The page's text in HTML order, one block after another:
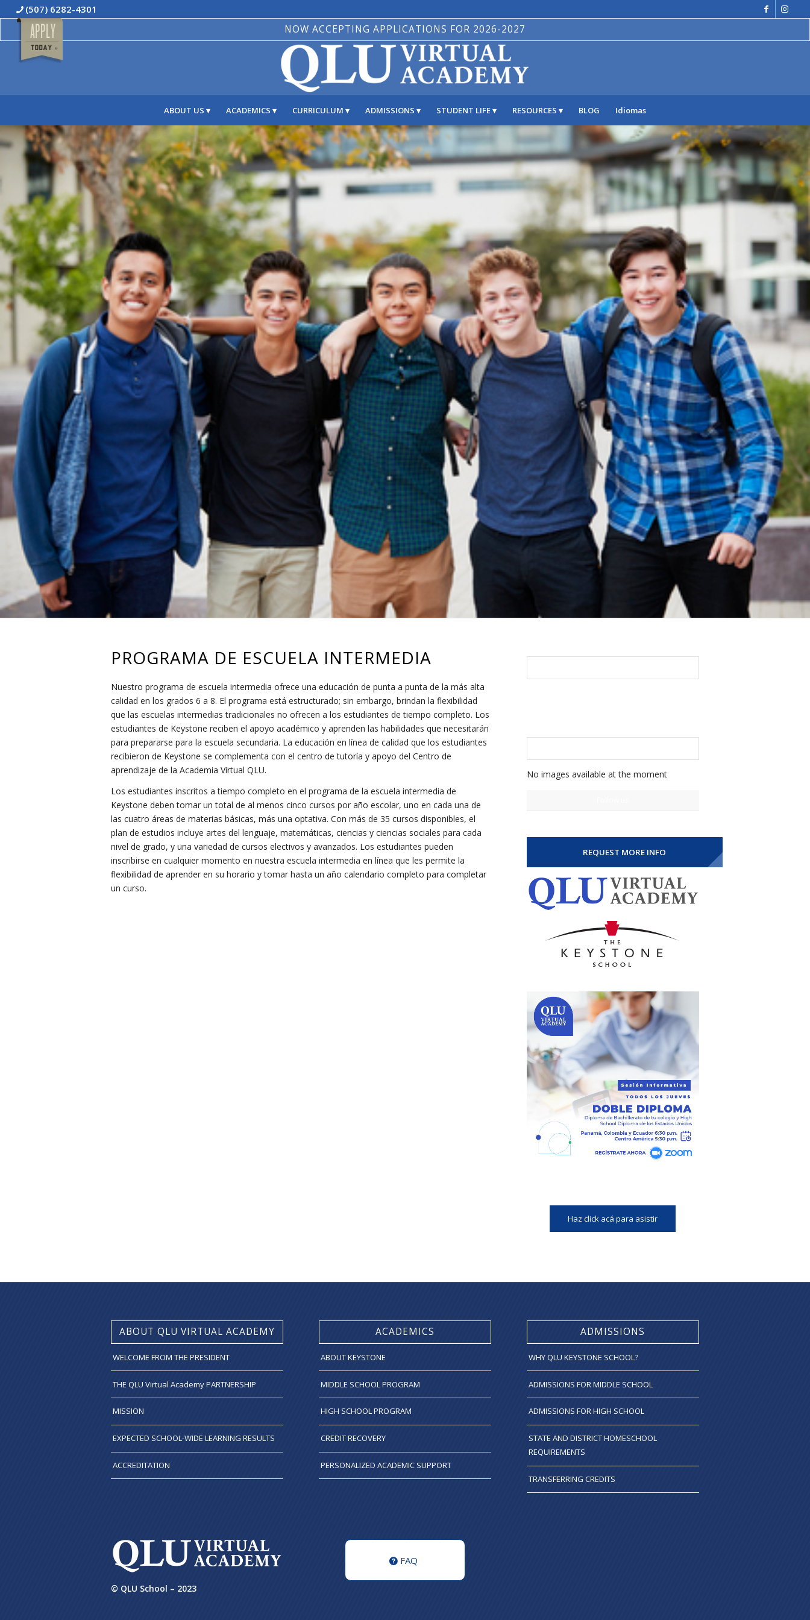
(507) 6282-4301
NOW ACCEPTING APPLICATIONS FOR 2026-2027
ABOUT US ACADEMICS CURRICULUM ADMISSIONS STUDENT LIFE RESOURCES BLOG Idiomas
PROGRAMA DE ESCUELA INTERMEDIA
Nuestro programa de escuela intermedia ofrece una educación de punta a punta de la más alta
calidad en los grados 6 a 8. El programa está estructurado; sin embargo, brindan la flexibilidad
que las escuelas intermedias tradicionales no ofrecen a los estudiantes de tiempo completo. Los
estudiantes de Keystone reciben el apoyo académico y aprenden las habilidades que necesitarán
para prepararse para la escuela secundaria. La educación en línea de calidad que los estudiantes
recibieron de Keystone se complementa con el centro de tutoría y apoyo del Centro de
aprendizaje de la Academia Virtual QLU.
Los estudiantes inscritos a tiempo completo en el programa de la escuela intermedia de
Keystone deben tomar un total de al menos cinco cursos por año escolar, uno en cada una de
las cuatro áreas de materias básicas, más una optativa. Con más de 35 cursos disponibles, el
plan de estudios incluye artes del lenguaje, matemáticas, ciencias y ciencias sociales para cada
nivel de grado, y una variedad de cursos electivos y avanzados. Los estudiantes pueden
inscribirse en cualquier momento en nuestra escuela intermedia en línea que les permite la
flexibilidad de aprender en su horario y tomar hasta un año calendario completo para completar
un curso.
No images available at the moment
REQUEST MORE INFO
Haz click acá para asistir
ABOUT QLU VIRTUAL ACADEMY
WELCOME FROM THE PRESIDENT
THE QLU Virtual Academy PARTNERSHIP
MISSION
EXPECTED SCHOOL-WIDE LEARNING RESULTS
ACCREDITATION
ACADEMICS
ABOUT KEYSTONE
MIDDLE SCHOOL PROGRAM
HIGH SCHOOL PROGRAM
CREDIT RECOVERY
PERSONALIZED ACADEMIC SUPPORT
ADMISSIONS
WHY QLU KEYSTONE SCHOOL?
ADMISSIONS FOR MIDDLE SCHOOL
ADMISSIONS FOR HIGH SCHOOL
STATE AND DISTRICT HOMESCHOOL
REQUIREMENTS
TRANSFERRING CREDITS
© QLU School – 2023
FAQ